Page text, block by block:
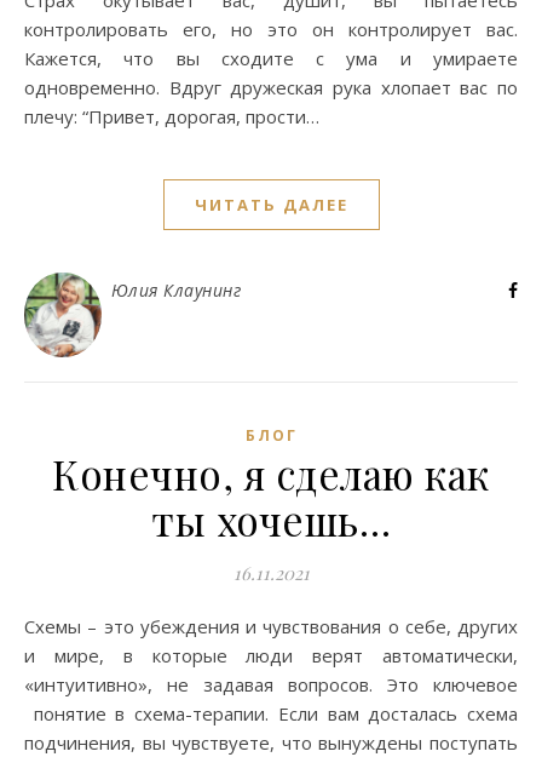
контролировать его, но это он контролирует вас.
Кажется, что вы сходите с ума и умираете
одновременно. Вдруг дружеская рука хлопает вас по
плечу: “Привет, дорогая, прости…
ЧИТАТЬ ДАЛЕЕ
Юлия Клаунинг
БЛОГ
Конечно, я сделаю как
ты хочешь…
16.11.2021
Схемы – это убеждения и чувствования о себе, других
и мире, в которые люди верят автоматически,
«интуитивно», не задавая вопросов. Это ключевое
понятие в схема-терапии. Если вам досталась схема
подчинения, вы чувствуете, что вынуждены поступать